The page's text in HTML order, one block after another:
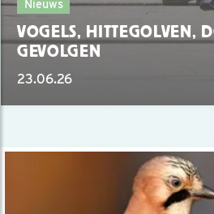
Nieuws
VOGELS, HITTEGOLVEN,
GEVOLGEN
23.06.26